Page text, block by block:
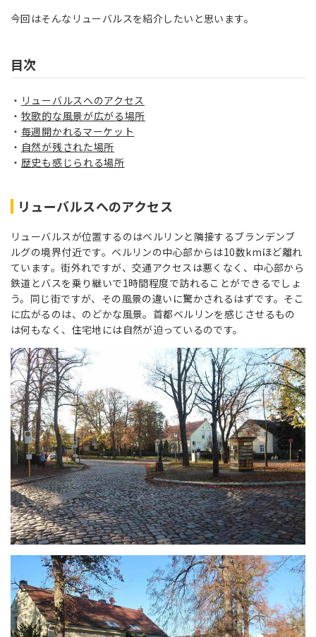
今回はそんなリューバルスを紹介したいと思います。
目次
リューバルスへのアクセス
牧歌的な風景が広がる場所
毎週開かれるマーケット
自然が残された場所
歴史も感じられる場所
リューバルスへのアクセス
リューバルスが位置するのはベルリンと隣接するブランデンブ
ルグの境界付近です。ベルリンの中心部からは10数kmほど離れ
ています。街外れですが、交通アクセスは悪くなく、中心部から
鉄道とバスを乗り継いで1時間程度で訪れることができるでしょ
う。同じ街ですが、その風景の違いに驚かされるはずです。そこ
に広がるのは、のどかな風景。首都ベルリンを感じさせるもの
は何もなく、住宅地には自然が迫っているのです。